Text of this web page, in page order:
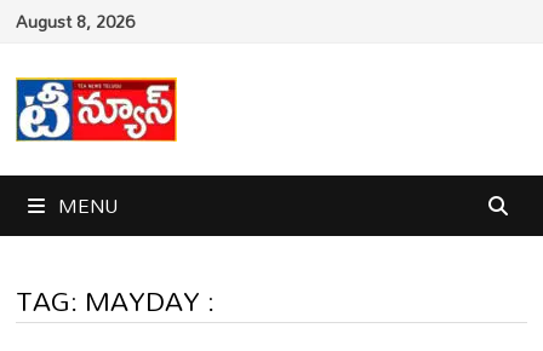
Skip
content
August 8, 2026
MENU
TAG: MAYDAY :